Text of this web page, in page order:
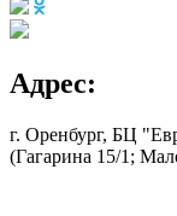
Адрес:
г. Оренбург, БЦ
(Гагарина 15/1;